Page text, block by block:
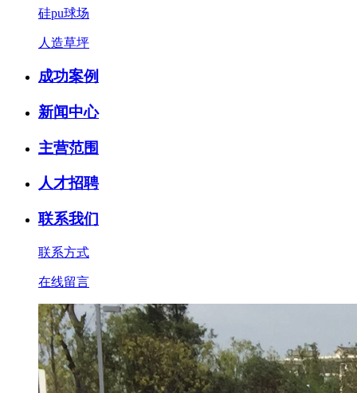
硅pu球场
人造草坪
成功案例
新闻中心
主营范围
人才招聘
联系我们
联系方式
在线留言